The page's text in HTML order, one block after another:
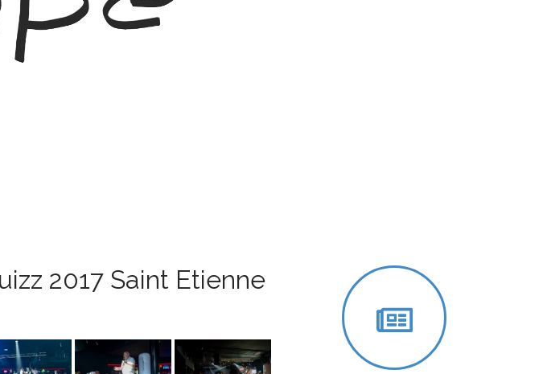
2017 Saint Etienne